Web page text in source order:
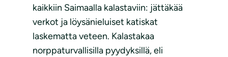
kaikkiin Saimaalla kalastaviin: jättäkää
verkot ja löysänieluiset katiskat
laskematta veteen. Kalastakaa
norppaturvallisilla pyydyksillä, eli